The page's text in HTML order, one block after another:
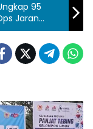
95
Jaran